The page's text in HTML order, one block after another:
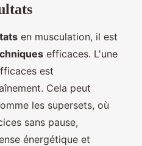
en musculation, il est
efficaces. L'une
est
Cela peut
les supersets, où
sans pause,
énergétique et